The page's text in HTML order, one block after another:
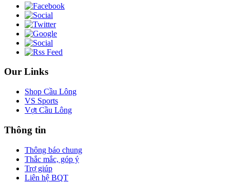
Our Links
Shop Cầu Lông
VS Sports
Vợt Cầu Lông
Thông tin
Thông báo chung
Thắc mắc, góp ý
Trợ giúp
Liên hệ BQT